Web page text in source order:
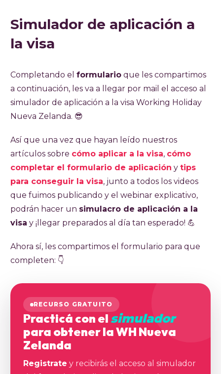
Simulador de aplicación a
la visa
Completando el formulario que les compartimos
a continuación, les va a llegar por mail el acceso al
simulador de aplicación a la visa Working Holiday
Nueva Zelanda. 😎
Así que una vez que hayan leído nuestros
artículos sobre cómo aplicar a la visa, cómo
completar el formulario de aplicación y tips
para conseguir la visa, junto a todos los videos
que fuimos publicando y el webinar explicativo,
podrán hacer un simulacro de aplicación a la
visa y ¡llegar preparados al día tan esperado! 💪
Ahora sí, les compartimos el formulario para que
completen: 👇
RECURSO GRATUITO
Practicá con elsimulador
para obtener la WH Nueva
Zelanda
Registrate y recibirás el acceso al simulador